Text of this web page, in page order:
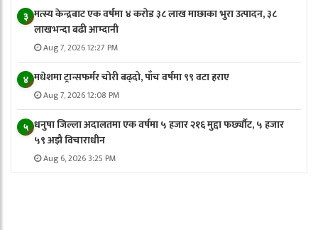
३ मत्स्य केन्द्रबाट एक वर्षमा ४ करोड ३८ लाख माछाका भुरा उत्पादन, ३८
लाखभन्दा बढी आम्दानी
Aug 7, 2026 12:27 PM
४ मधेशमा ट्रान्सफर्मर चोरी बढ्दो, पाँच वर्षमा ९९ वटा हराए
Aug 7, 2026 12:08 PM
५ धनुषा जिल्ला अदालतमा एक वर्षमा ५ हजार २१६ मुद्दा फर्छ्यौट, ५ हजार
५९ अझै विचाराधीन
Aug 6, 2026 3:25 PM